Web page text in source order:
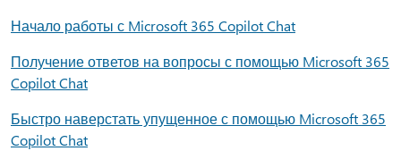
Начало работы с Microsoft 365 Copilot Chat
Получение ответов на вопросы с помощью Microsoft 365
Copilot Chat
Быстро наверстать упущенное с помощью Microsoft 365
Copilot Chat